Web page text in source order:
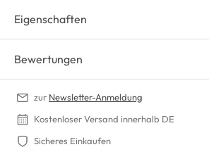
Eigenschaften
Bewertungen
zur Newsletter-Anmeldung
Kostenloser Versand innerhalb DE
Sicheres Einkaufen